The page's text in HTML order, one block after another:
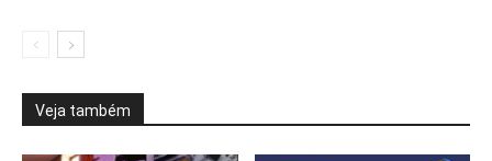
Veja também